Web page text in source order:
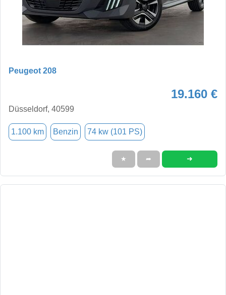
Peugeot 208
19.160 €
Düsseldorf, 40599
1.100 km Benzin 74 kw (101 PS)
★ ➦ ➜